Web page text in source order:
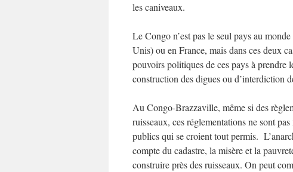
les caniveaux.
Le Congo n’est pas le seul pays au
Unis) ou en France, mais dans ces deux
pouvoirs politiques de ces pays à prendre
construction des digues ou d’interdiction
Au Congo-Brazzaville, même si des
ruisseaux, ces réglementations ne sont
publics qui se croient tout permis.
compte du cadastre, la misère et la
construire près des ruisseaux. On peut